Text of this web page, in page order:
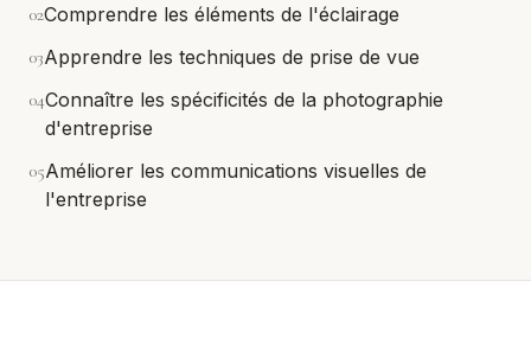
02Comprendre les éléments de l'éclairage
03Apprendre les techniques de prise de vue
04Connaître les spécificités de la photographie
d'entreprise
05Améliorer les communications visuelles de
l'entreprise